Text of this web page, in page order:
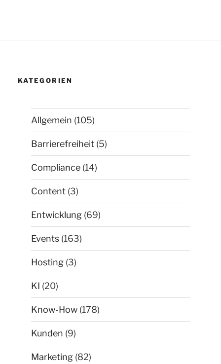
KATEGORIEN
Allgemein (105)
Barrierefreiheit (5)
Compliance (14)
Content (3)
Entwicklung (69)
Events (163)
Hosting (3)
KI (20)
Know-How (178)
Kunden (9)
Marketing (82)